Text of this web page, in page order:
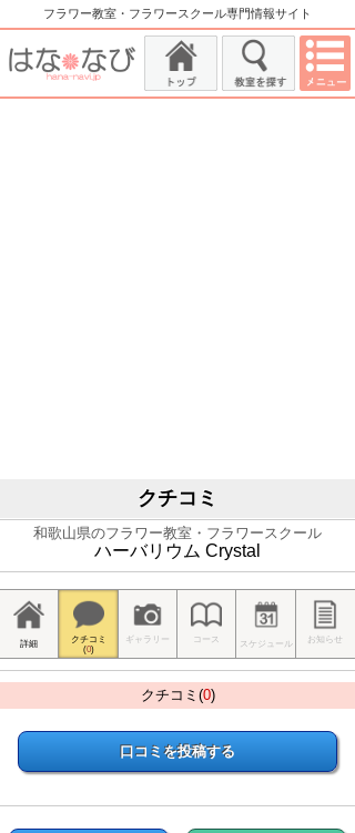
フラワー教室・フラワースクール専門情報サイト
クチコミ
和歌山県のフラワー教室・フラワースクール
ハーバリウム Crystal
詳細
クチコミ
(0)
ギャラリー コース スケジュール お知らせ
クチコミ(0)
口コミを投稿する